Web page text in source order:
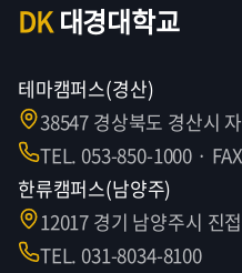
DK대경대학교
테마캠퍼스(경산)
38547 경상북도 경산시
TEL. 053-850-1000 ·
한류캠퍼스(남양주)
12017 경기 남양주시 진
TEL. 031-8034-8100